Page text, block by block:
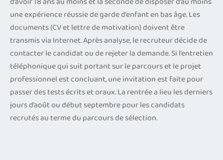
une expérience réussie de garde d’enfant en bas âge. Les
documents (CV et lettre de motivation) doivent être
transmis via Internet. Après analyse, le recruteur décide de
contacter le candidat ou de rejeter la demande. Si l’entretien
téléphonique qui suit portant sur le parcours et le projet
professionnel est concluant, une invitation est faite pour
passer des tests écrits et oraux. La rentrée a lieu les derniers
jours d’août ou début septembre pour les candidats
recrutés au terme du parcours de sélection.